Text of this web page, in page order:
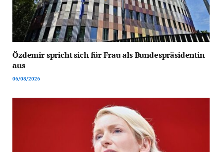
Özdemir spricht sich für Frau als Bundespräsidentin
aus
06/08/2026